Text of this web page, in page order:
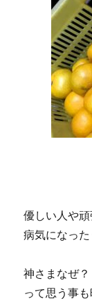
優しい人や
病気になっ
神さまなぜ？
って思う事